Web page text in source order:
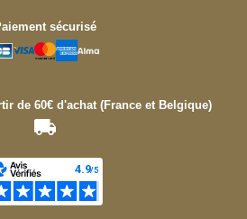
sécurisé
de 60€ d'achat (France et Belgique)